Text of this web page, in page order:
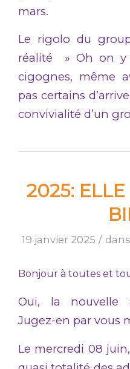
mars.
Le rigolo du
réalité » Oh on y
cigognes, même
pas certains
convivialité d’un
2025:
19 janvier 2025 / dans
Bonjour à toutes et
Oui, la nouvelle
Jugez-en par vous
Le mercredi 08